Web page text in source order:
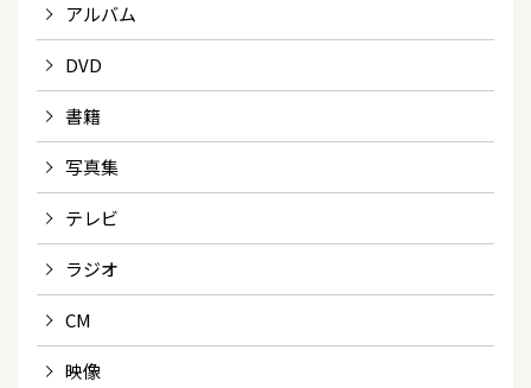
アルバム
DVD
書籍
写真集
テレビ
ラジオ
CM
映像